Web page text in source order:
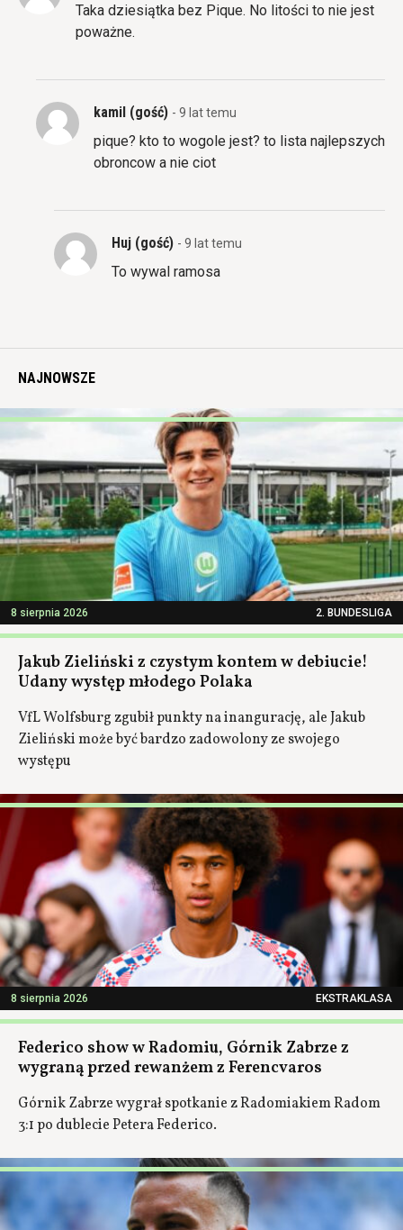
Taka dziesiątka bez Pique. No litości to nie jest
poważne.
kamil (gość) - 9 lat temu
pique? kto to wogole jest? to lista najlepszych
obroncow a nie ciot
Huj (gość) - 9 lat temu
To wywal ramosa
NAJNOWSZE
8 sierpnia 2026 2. BUNDESLIGA
Jakub Zieliński z czystym kontem w debiucie!
Udany występ młodego Polaka
VfL Wolfsburg zgubił punkty na inangurację, ale Jakub
Zieliński może być bardzo zadowolony ze swojego
występu
8 sierpnia 2026 EKSTRAKLASA
Federico show w Radomiu, Górnik Zabrze z
wygraną przed rewanżem z Ferencvaros
Górnik Zabrze wygrał spotkanie z Radomiakiem Radom
3:1 po dublecie Petera Federico.